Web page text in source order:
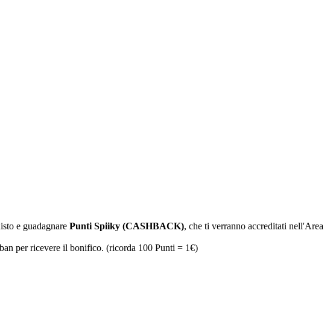
e guadagnare Punti Spiiky (CASHBACK), che ti verranno accreditati nell'Area
per ricevere il bonifico. (ricorda 100 Punti = 1€)